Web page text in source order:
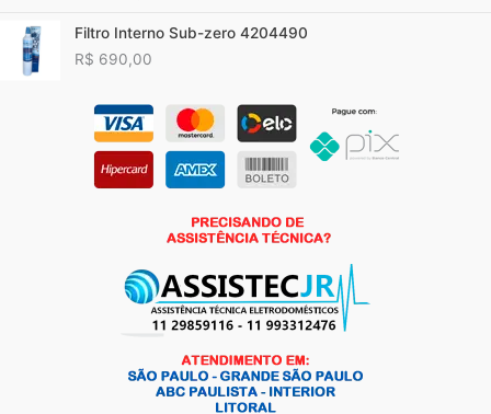
Filtro Interno Sub-zero 4204490
R$ 690,00